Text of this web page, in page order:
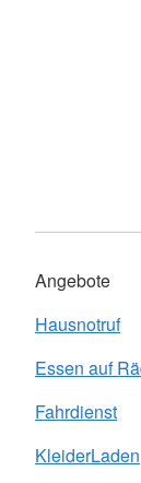
Angebote
Hausnotruf
Essen auf
Fahrdienst
KleiderLaden